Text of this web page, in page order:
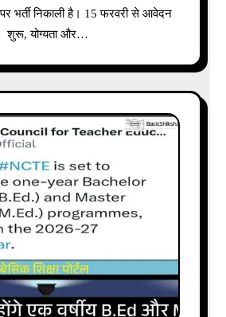
भर्ती निकाली है। 15 फरवरी से आवेदन
शुरू, योग्यता और…